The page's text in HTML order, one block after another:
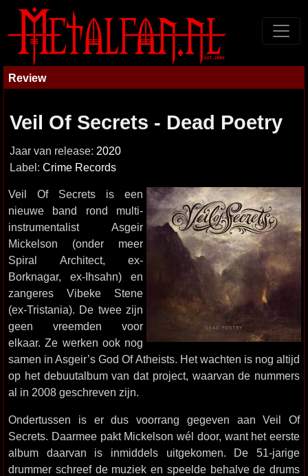
Review
Veil Of Secrets - Dead Poetry
Jaar van release: 2020
Label: Crime Records
Veil Of Secrets is een
nieuwe band rond multi-
instrumentalist Asgeir
Mickelson (onder meer
Spiral Architect, ex-
Borknagar, ex-Ihsahn) en
zangeres Vibeke Stene
(ex-Tristania). De twee zijn
geen vreemden voor
elkaar. Ze werken ook nog
samen in Asgeir’s God Of Atheists. Het wachten is nog altijd
op het debuutalbum van dat project, waarvan de nummers
al in 2008 geschreven zijn.
Ondertussen is er dus voorrang gegeven aan Veil Of
Secrets. Daarmee pakt Mickelson wél door, want het eerste
album daarvan is inmiddels uitgekomen. De 51-jarige
drummer schreef de muziek en speelde behalve de drums